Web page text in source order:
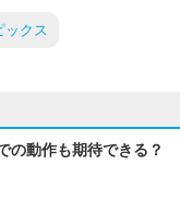
ックス
動作も期待できる？